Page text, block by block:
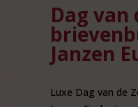
Dag van
Janzen
Luxe Dag van de